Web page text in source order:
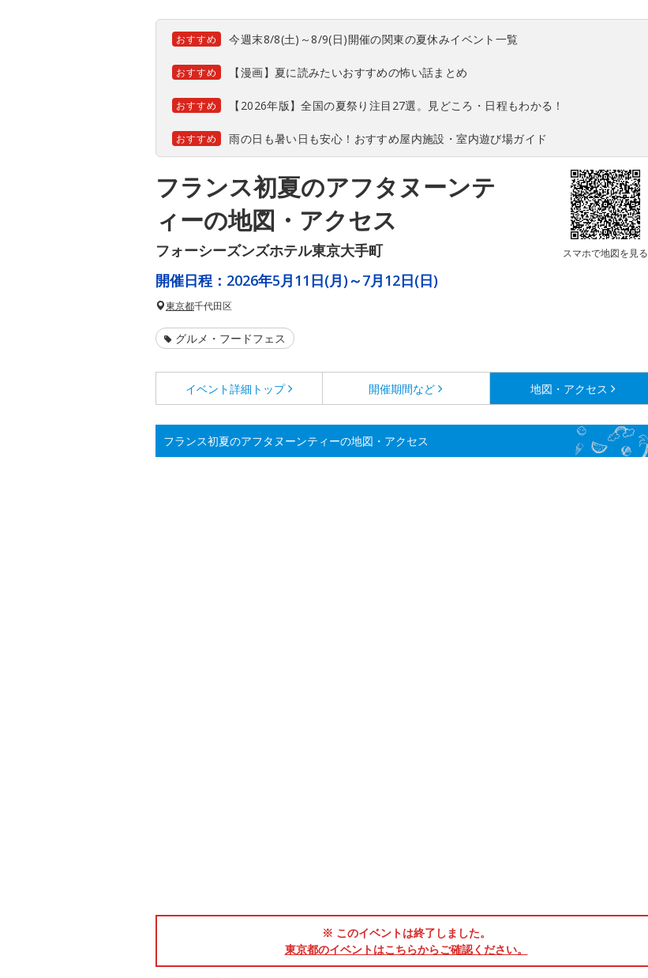
おすすめ 今週末8/8(土)～8/9(日)開催の関東の夏休みイベント一覧
おすすめ 【漫画】夏に読みたいおすすめの怖い話まとめ
おすすめ 【2026年版】全国の夏祭り注目27選。見どころ・日程もわかる！
おすすめ 雨の日も暑い日も安心！おすすめ屋内施設・室内遊び場ガイド
フランス初夏のアフタヌーンテ
ィーの地図・アクセス
フォーシーズンズホテル東京大手町 スマホで地図を見る
開催日程： 2026年5月11日(月)～7月12日(日)
東京都千代田区
グルメ・フードフェス
イベント詳細 トップ 開催期間など 地図・アクセス
フランス初夏のアフタヌーンティーの地図・アクセス
※ このイベントは終了しました。
東京都のイベントはこちらからご確認ください。